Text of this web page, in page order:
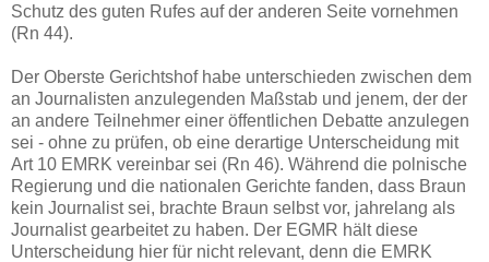
Schutz des guten Rufes auf der anderen Seite vornehmen
(Rn 44).
Der Oberste Gerichtshof habe unterschieden zwischen dem
an Journalisten anzulegenden Maßstab und jenem, der der
an andere Teilnehmer einer öffentlichen Debatte anzulegen
sei - ohne zu prüfen, ob eine derartige Unterscheidung mit
Art 10 EMRK vereinbar sei (Rn 46). Während die polnische
Regierung und die nationalen Gerichte fanden, dass Braun
kein Journalist sei, brachte Braun selbst vor, jahrelang als
Journalist gearbeitet zu haben. Der EGMR hält diese
Unterscheidung hier für nicht relevant, denn die EMRK